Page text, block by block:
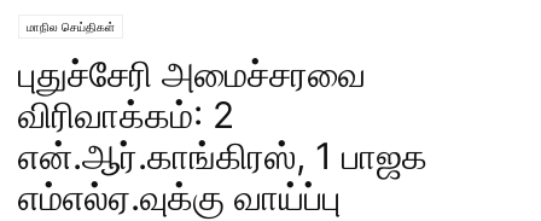
மாநில செய்திகள்
புதுச்சேரி அமைச்சரவை
விரிவாக்கம்: 2
என்.ஆர்.காங்கிரஸ், 1 பாஜக
எம்எல்ஏ.வுக்கு வாய்ப்பு